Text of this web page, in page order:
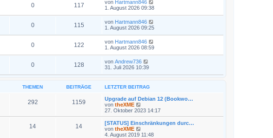
0 117 von Hartmann846
1. August 2026 09:38
0 115 von Hartmann846
1. August 2026 09:25
0 122 von Hartmann846
1. August 2026 08:59
0 128 von Andrew736
31. Juli 2026 10:39
THEMEN BEITRÄGE LETZTER BEITRAG
292 1159
Upgrade auf Debian 12 (Bookwo…
von theXME
e
u
e
t
27. Oktober 2023 14:17
14 14
[STATUS] Einschränkungen durc…
von theXME
e
4. August 2019 11:48